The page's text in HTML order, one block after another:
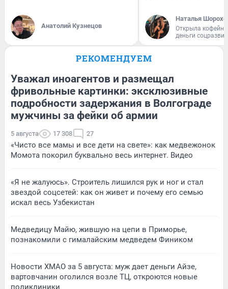
Анатолий Кузнецов
Наталья
Открыла
деньги
РЕКОМЕНДУЕМ
Уважал иноагентов и размещал
фривольные картинки: эксклюзивные
подробности задержания в Волгограде
мужчины за фейки об армии
5 августа 17 308 27
«Чисто все мамы и все дети на свете»: как медвежонок
Момота покорил буквально весь интернет. Видео
«Я не жалуюсь». Строитель лишился рук и ног и стал
звездой соцсетей: как он живет и почему его семью
искал весь Узбекистан
Медведицу Майю, жившую на цепи в Приморье,
познакомили с гималайским медведем Фиником
Новости ХМАО за 5 августа: муж дает деньги Айзе,
вартовчанин оголился возле ТЦ, откроются новые
поликлиники